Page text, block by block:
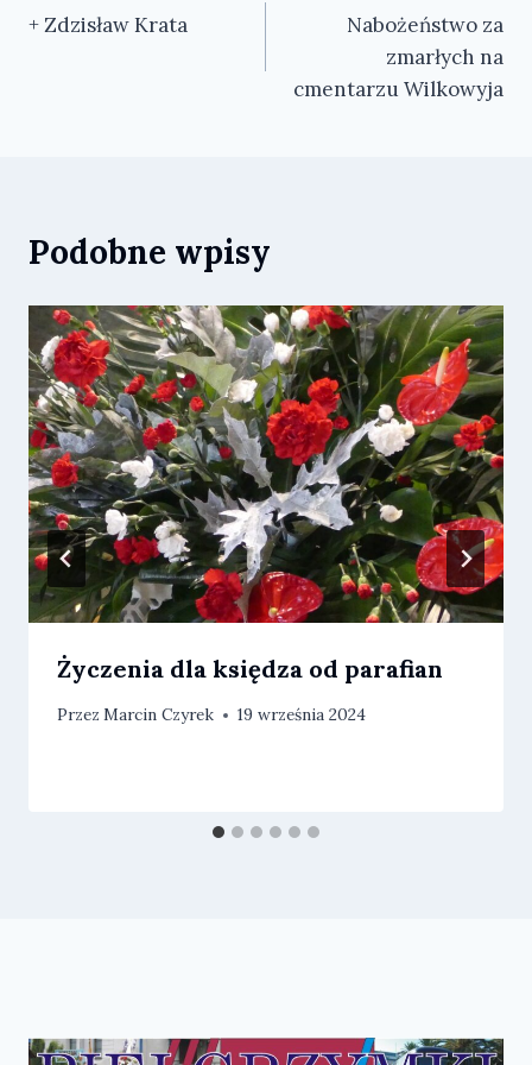
wpisu
+ Zdzisław Krata
Nabożeństwo za
zmarłych na
cmentarzu Wilkowyja
Podobne wpisy
Życzenia dla księdza od parafian
Przez Marcin Czyrek 19 września 2024